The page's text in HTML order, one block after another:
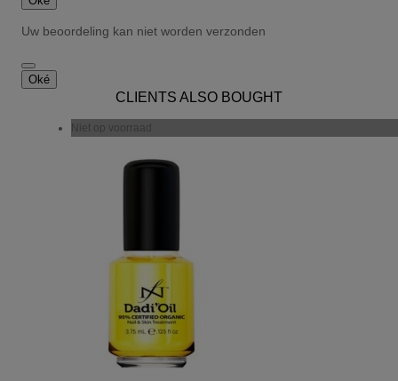
Uw beoordeling kan niet worden verzonden
Oké
CLIENTS ALSO BOUGHT
Niet op voorraad